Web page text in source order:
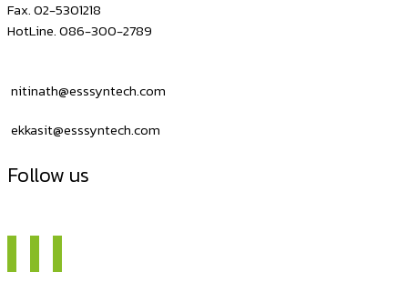
Fax. 02-5301218
HotLine. 086-300-2789
nitinath@esssyntech.com
ekkasit@esssyntech.com
Follow us